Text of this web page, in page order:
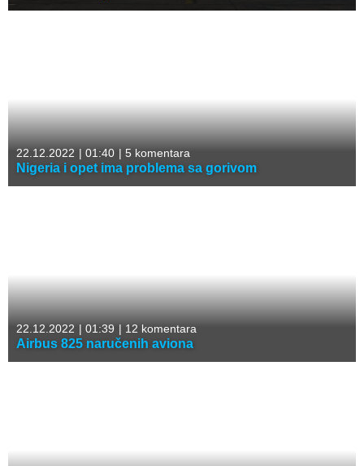
22.12.2022 | 01:40 | 5 komentara
Nigeria i opet ima problema sa gorivom
22.12.2022 | 01:39 | 12 komentara
Airbus 825 naručenih aviona